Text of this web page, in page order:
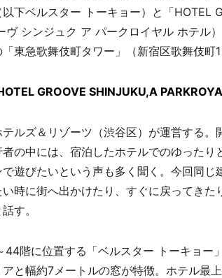
下ベルスター トーキョー）と「HOTEL
ヴ シンジュク ア パークロイヤル ホテル
東急歌舞伎町タワー」（新宿区歌舞伎町1
HOTEL GROOVE SHINJUKU,A
ルズ＆リゾーツ（渋谷区）が運営する。
の中には、宿泊したホテルでのゆった
で遊びたいという声も多く聞く。今回同
い時に街へ出かけたり、すぐに戻ってき
す。
階に位置する「ベルスター トーキョー
アと幅約7メートルの窓が特徴。ホテル最